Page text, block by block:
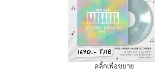
คลิ้กเพื่อขยาย